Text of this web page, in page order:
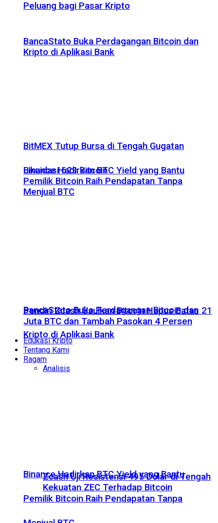
Peluang bagi Pasar Kripto
BitMEX Tutup Bursa di Tengah Gugatan
Likuidasi 623 Bitcoin
BancaStato Buka Perdagangan Bitcoin dan
Kripto di Aplikasi Bank
Binance Hadirkan BTC Yield yang Bantu
Pemilik Bitcoin Raih Pendapatan Tanpa
BancaStato Buka Perdagangan Bitcoin dan
Kripto di Aplikasi Bank
Binance Hadirkan BTC Yield yang Bantu
Pemilik Bitcoin Raih Pendapatan Tanpa
Menjual BTC
Pendiri Zcash Usulkan Bitcoin Hapus Batas 21
Juta BTC dan Tambah Pasokan 4 Persen
Edukasi Kripto
Tentang Kami
Ragam
Analisis
Zcash Uji Resistensi 495 Dolar di Tengah
Kekuatan ZEC Terhadap Bitcoin